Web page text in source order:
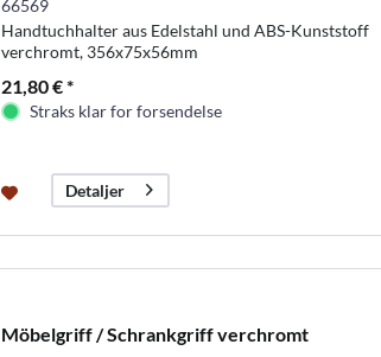
66569
Handtuchhalter aus Edelstahl und ABS-Kunststoff
verchromt, 356x75x56mm
21,80 € *
Straks klar for forsendelse
Detaljer
Möbelgriff / Schrankgriff verchromt